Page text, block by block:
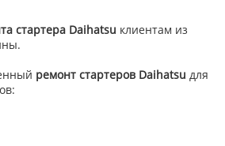
стартера Daihatsu клиентам из
ремонт стартеров Daihatsu для